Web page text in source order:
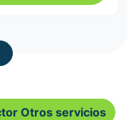
Otros servicios